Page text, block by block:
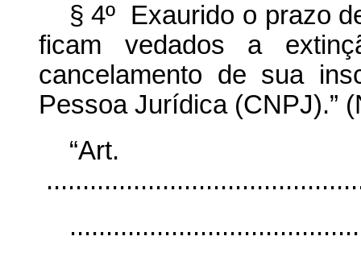
§ 4º Exaurido o prazo
ficam vedados a
cancelamento de sua
Pessoa Jurídica (CNPJ).”